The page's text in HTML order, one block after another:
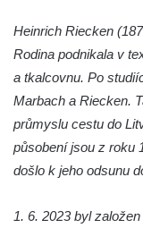
Rumburku
Dům čp. 102/7
Rumburku
Dům čp. 99/4 na
Rumburku
Dolního Podluží
Heinrich Riecken
Rodina podnikala v
a tkalcovnu. Po
Marbach a Riecken.
průmyslu cestu do
působení jsou z roku
došlo k jeho odsunu
1. 6. 2023 byl